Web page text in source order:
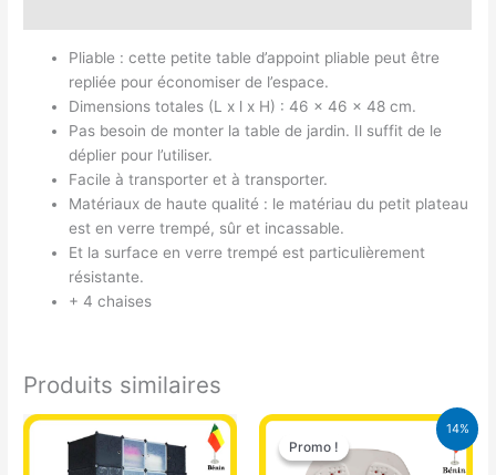
Pliable : cette petite table d’appoint pliable peut être
repliée pour économiser de l’espace.
Dimensions totales (L x l x H) : 46 x 46 x 48 cm.
Pas besoin de monter la table de jardin. Il suffit de le
déplier pour l’utiliser.
Facile à transporter et à transporter.
Matériaux de haute qualité : le matériau du petit plateau
est en verre trempé, sûr et incassable.
Et la surface en verre trempé est particulièrement
résistante.
+ 4 chaises
Produits similaires
14%
Promo !
Promo !
Le
prix
initial
Le